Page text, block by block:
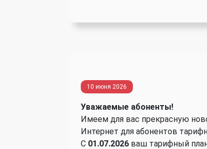
10 июня 2026
Уважаемые абоненты!
Имеем для вас прекрасную
Интернет для абонентов
С 01.07.2026 ваш тарифный